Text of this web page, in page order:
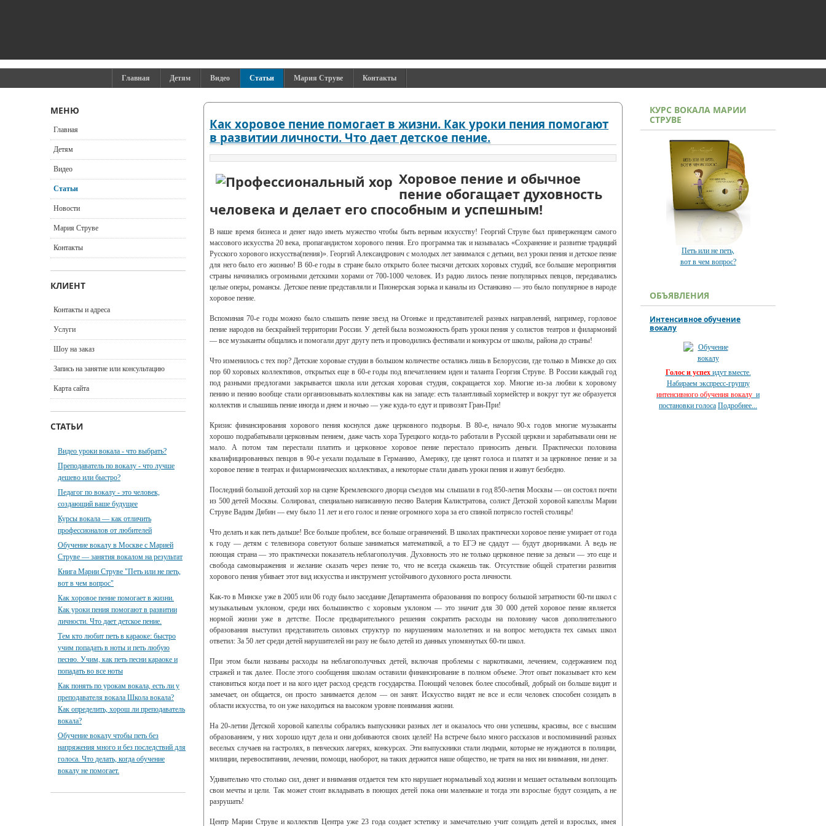
Главная Детям Видео Статьи Мария Струве Контакты
Как хоровое пение помогает в жизни. Как уроки пения помогают
в развитии личности. Что дает детское пение.
Хоровое пение и обычное
пение обогащает духовность
человека и делает его способным и успешным!
В наше время бизнеса и денег надо иметь мужество чтобы быть верным искусству! Георгий Струве был приверженцем самого
массового искусства 20 века, пропагандистом хорового пения. Его программа так и называлась «Сохранение и развитие традиций
Русского хорового искусства(пения)». Георгий Александрович с молодых лет занимался с детьми, вел уроки пения и детское пение
для него было его жизнью! В 60-е годы в стране было открыто более тысячи детских хоровых студий, все большие мероприятия
страны начинались огромными детскими хорами от 700-1000 человек. Из радио лилось пение популярных певцов, передавались
целые оперы, романсы. Детское пение представляли и Пионерская зорька и каналы из Останкино — это было популярное в народе
хоровое пение.
Вспоминая 70-е годы можно было слышать пение звезд на Огоньке и представителей разных направлений, например, горловое
пение народов на бескрайней территории России. У детей была возможность брать уроки пения у солистов театров и филармоний
— все музыканты общались и помогали друг другу петь и проводились фестивали и конкурсы от школы, района до страны!
Что изменилось с тех пор? Детские хоровые студии в большом количестве остались лишь в Белоруссии, где только в Минске до сих
пор 60 хоровых коллективов, открытых еще в 60-е годы под впечатлением идеи и таланта Георгия Струве. В России каждый год
под разными предлогами закрывается школа или детская хоровая студия, сокращается хор. Многие из-за любви к хоровому
пению и пению вообще стали организовывать коллективы как на западе: есть талантливый хормейстер и вокруг тут же образуется
коллектив и слышишь пение иногда и днем и ночью — уже куда-то едут и привозят Гран-При!
Кризис финансирования хорового пения коснулся даже церковного подворья. В 80-е, начало 90-х годов многие музыканты
хорошо подрабатывали церковным пением, даже часть хора Турецкого когда-то работали в Русской церкви и зарабатывали они не
мало. А потом там перестали платить и церковное хоровое пение перестало приносить деньги. Практически половина
квалифицированных певцов в 90-е уехали подальше в Германию, Америку, где ценят голоса и платят и за церковное пение и за
хоровое пение в театрах и филармонических коллективах, а некоторые стали давать уроки пения и живут безбедно.
Последний большой детский хор на сцене Кремлевского дворца съездов мы слышали в год 850-летия Москвы — он состоял почти
из 500 детей Москвы. Солировал, специально написанную песню Валерия Калистратова, солист Детской хоровой капеллы Марии
Струве Вадим Дябин — ему было 11 лет и его голос и пение огромного хора за его спиной потрясло гостей столицы!
Что делать и как петь дальше! Все больше проблем, все больше ограничений. В школах практически хоровое пение умирает от года
к году — детям с телевизора советуют больше заниматься математикой, а то ЕГЭ не сдадут — будут дворниками. А ведь не
поющая страна — это практически показатель неблагополучия. Духовность это не только церковное пение за деньги — это еще и
свобода самовыражения и желание сказать через пение то, что не всегда скажешь так. Отсутствие общей стратегии развития
хорового пения убивает этот вид искусства и инструмент устойчивого духовного роста личности.
Как-то в Минске уже в 2005 или 06 году было заседание Департамента образования по вопросу большой затратности 60-ти школ с
музыкальным уклоном, среди них большинство с хоровым уклоном — это значит для 30 000 детей хоровое пение является
нормой жизни уже в детстве. После предварительного решения сократить расходы на половину часов дополнительного
образования выступил представитель силовых структур по нарушениям малолетних и на вопрос методиста тех самых школ
ответил: За 50 лет среди детей нарушителей ни разу не было детей из данных упомянутых 60-ти школ.
При этом были названы расходы на неблагополучных детей, включая проблемы с наркотиками, лечением, содержанием под
стражей и так далее. После этого сообщения школам оставили финансирование в полном объеме. Этот опыт показывает кто кем
становиться когда поет и на кого идет расход средств государства. Поющий человек более способный, добрый он больше видит и
замечает, он общается, он просто занимается делом — он занят. Искусство видят не все и если человек способен созидать в
области искусства, то он уже находиться на высоком уровне понимания жизни.
На 20-летии Детской хоровой капеллы собрались выпускники разных лет и оказалось что они успешны, красивы, все с высшим
образованием, у них хорошо идут дела и они добиваются своих целей! На встрече было много рассказов и воспоминаний разных
веселых случаев на гастролях, в певческих лагерях, конкурсах. Эти выпускники стали людьми, которые не нуждаются в полиции,
милиции, перевоспитании, лечении, помощи, наоборот, на таких держится наше общество, не тратя на них ни внимания, ни денег.
Удивительно что столько сил, денег и внимания отдается тем кто нарушает нормальный ход жизни и мешает остальным воплощать
свои мечты и цели. Так может стоит вкладывать в поющих детей пока они маленькие и тогда эти взрослые будут созидать, а не
разрушать!
Центр Марии Струве и коллектив Центра уже 23 года создает эстетику и замечательно учит созидать детей и взрослых, имея
МЕНЮ
Главная
Детям
Видео
Статьи
Новости
Мария Струве
Контакты
КЛИЕНТ
Контакты и адреса
Услуги
Шоу на заказ
Запись на занятие или консультацию
Карта сайта
СТАТЬИ
Видео уроки вокала - что выбрать?
Преподаватель по вокалу - что лучше
дешево или быстро?
Педагог по вокалу - это человек,
создающий ваше будущее
Курсы вокала — как отличить
профессионалов от любителей
Обучение вокалу в Москве с Марией
Струве — занятия вокалом на результат
Книга Марии Струве "Петь или не петь,
вот в чем вопрос"
Как хоровое пение помогает в жизни.
Как уроки пения помогают в развитии
личности. Что дает детское пение.
Тем кто любит петь в караоке: быстро
учим попадать в ноты и петь любую
песню. Учим, как петь песни караоке и
попадать во все ноты
Как понять по урокам вокала, есть ли у
преподавателя вокала Школа вокала?
Как определить, хорош ли преподаватель
вокала?
Обучение вокалу чтобы петь без
напряжения много и без последствий для
голоса. Что делать, когда обучение
вокалу не помогает.
КУРС ВОКАЛА МАРИИ
СТРУВЕ
Петь или не петь,
вот в чем вопрос?
ОБЪЯВЛЕНИЯ
Интенсивное обучение
вокалу
Голос и успехидут вместе.
Набираем экспресс-группу
интенсивного обучения вокалу и
постановки голоса Подробнее...